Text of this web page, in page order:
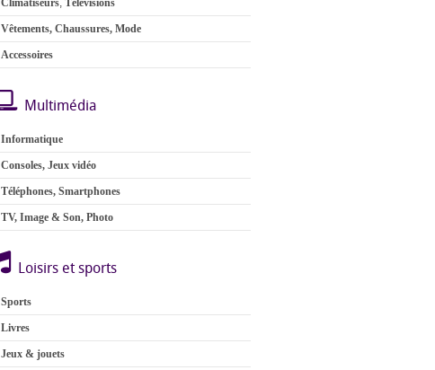
Climatiseurs, Télévisions
Vêtements, Chaussures, Mode
Accessoires
Multimédia
Informatique
Consoles, Jeux vidéo
Téléphones, Smartphones
TV, Image & Son, Photo
Loisirs et sports
Sports
Livres
Jeux & jouets